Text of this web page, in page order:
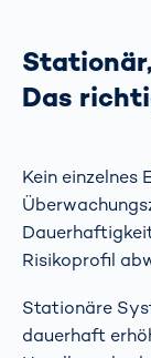
Das
Kein einzelnes
Risikoprofil
Stationäre
dauerhaft